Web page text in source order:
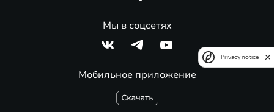
Мобильное приложение
Мы в соцсетях
Privacy notice